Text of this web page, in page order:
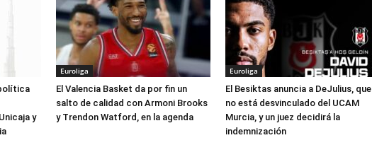
y
Euroliga
El Valencia Basket da por fin un
salto de calidad con Armoni Brooks
y Trendon Watford, en la agenda
Euroliga
El Besiktas anuncia a DeJulius, que
no está desvinculado del UCAM
Murcia, y un juez decidirá la
indemnización